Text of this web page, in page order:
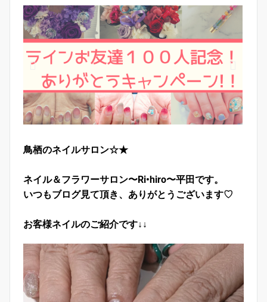
鳥栖のネイルサロン☆★
ネイル＆フラワーサロン〜Ri•hiro〜平田です。
いつもブログ見て頂き、ありがとうございます♡
お客様ネイルのご紹介です↓↓